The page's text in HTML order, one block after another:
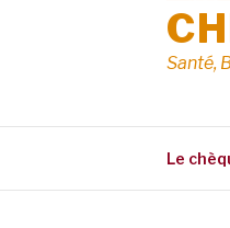
Santé,
Le